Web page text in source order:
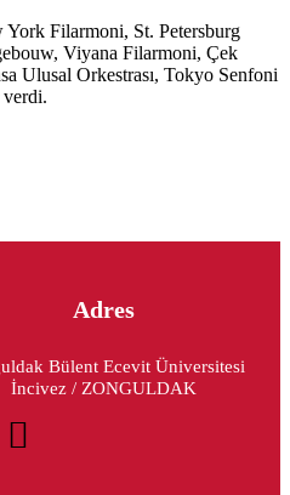
Filarmoni, St. Petersburg
Viyana Filarmoni, Çek
Ulusal Orkestrası, Tokyo Senfoni
verdi.
Adres
Bülent Ecevit Üniversitesi
İncivez / ZONGULDAK